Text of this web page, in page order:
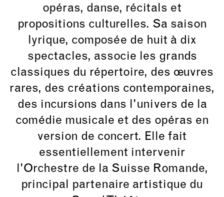
opéras, danse, récitals et
propositions culturelles. Sa saison
lyrique, composée de huit à dix
spectacles, associe les grands
classiques du répertoire, des œuvres
rares, des créations contemporaines,
des incursions dans l'univers de la
comédie musicale et des opéras en
version de concert. Elle fait
essentiellement intervenir
l'Orchestre de la Suisse Romande,
principal partenaire artistique du